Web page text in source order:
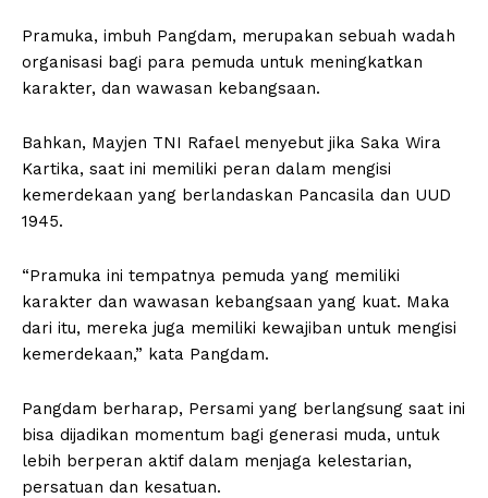
Pramuka, imbuh Pangdam, merupakan sebuah wadah
organisasi bagi para pemuda untuk meningkatkan
karakter, dan wawasan kebangsaan.
Bahkan, Mayjen TNI Rafael menyebut jika Saka Wira
Kartika, saat ini memiliki peran dalam mengisi
kemerdekaan yang berlandaskan Pancasila dan UUD
1945.
“Pramuka ini tempatnya pemuda yang memiliki
karakter dan wawasan kebangsaan yang kuat. Maka
dari itu, mereka juga memiliki kewajiban untuk mengisi
kemerdekaan,” kata Pangdam.
Pangdam berharap, Persami yang berlangsung saat ini
bisa dijadikan momentum bagi generasi muda, untuk
lebih berperan aktif dalam menjaga kelestarian,
persatuan dan kesatuan.